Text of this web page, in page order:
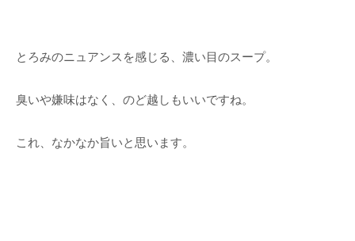
とろみのニュアンスを感じる、濃い目のスープ。
臭いや嫌味はなく、のど越しもいいですね。
これ、なかなか旨いと思います。